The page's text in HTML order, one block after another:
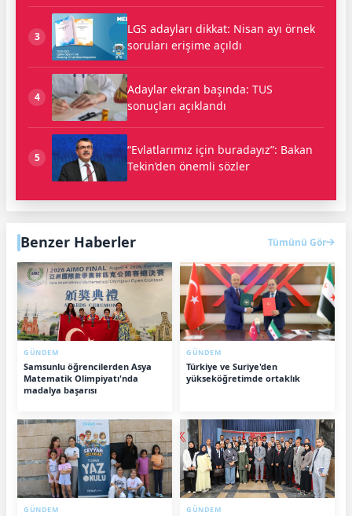
3
LGS adayları dikkat: Nisan ayı örnek
soruları erişime açıldı
4
Adaylar ekran başında: TUS
sonuçları açıklandı
5
“Evlatlarımız için buradayız”: Bakan
Tekin’den önemli sözler
Benzer Haberler Tümünü Gör
GÜNDEM
Samsunlu öğrencilerden Asya
Matematik Olimpiyatı'nda
madalya başarısı
GÜNDEM
Türkiye ve Suriye'den
yükseköğretimde ortaklık
GÜNDEM GÜNDEM